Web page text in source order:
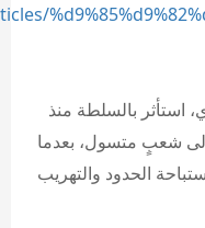
استأثر بالسلطة منذ
إلى شعبٍ متسول، بعدما
الحدود والتهريب